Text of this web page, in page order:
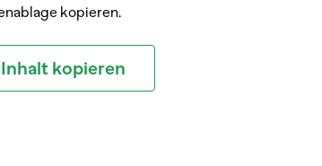
kopieren.
Inhalt kopieren